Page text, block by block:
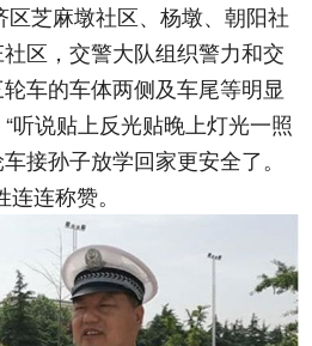
芝麻墩社区、杨墩、朝阳社
区，交警大队组织警力和交
车的车体两侧及车尾等明显
听说贴上反光贴晚上灯光一照
接孙子放学回家更安全了。
连称赞。